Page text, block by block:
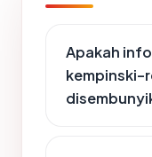
Apakah
kempinski-